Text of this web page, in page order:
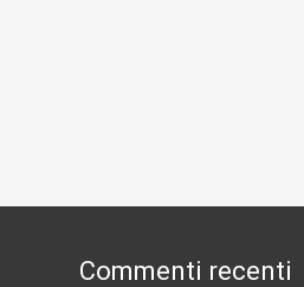
Commenti recenti